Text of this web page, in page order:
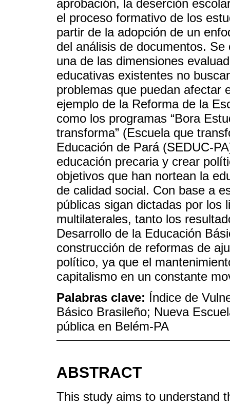
aprobación, la deserción
el proceso formativo de los
partir de la adopción de un
del análisis de documentos.
una de las dimensiones
educativas existentes no
problemas que puedan afectar
ejemplo de la Reforma de la
como los programas “Bora
transforma” (Escuela que
Educación de Pará (SEDUC-
educación precaria y crear
objetivos que han nortean la
de calidad social. Con base a
públicas sigan dictadas por los
multilaterales, tanto los
Desarrollo de la Educación
construcción de reformas de
político, ya que el
capitalismo en un constante
Palabras clave: Índice de
Básico Brasileño; Nueva
pública en Belém-PA
ABSTRACT
This study aims to understand